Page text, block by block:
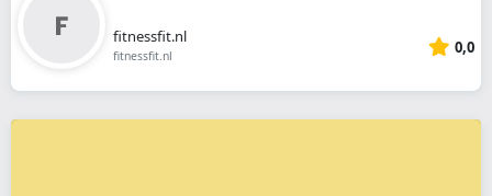
fitnessfit.nl
fitnessfit.nl 0,0